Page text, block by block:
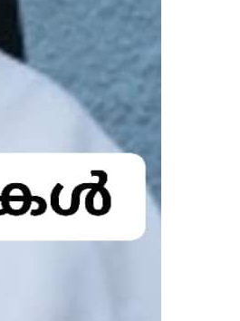
PALA VISION
About
Contact us
Subscription Plans
Grievance Redressal